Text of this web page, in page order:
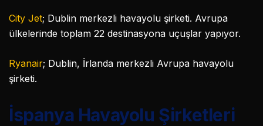
City Jet; Dublin merkezli havayolu şirketi. Avrupa
ülkelerinde toplam 22 destinasyona uçuşlar yapıyor.
Ryanair; Dublin, İrlanda merkezli Avrupa havayolu
şirketi.
İspanya Havayolu Şirketleri